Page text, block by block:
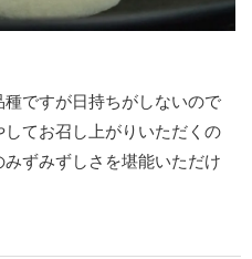
ですが日持ちがしないので
てお召し上がりいただくの
ずみずしさを堪能いただけ